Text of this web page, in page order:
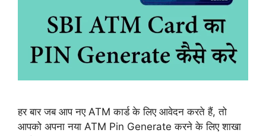
हर बार जब आप नए ATM कार्ड के लिए आवेदन करते हैं, तो
आपको अपना नया ATM Pin Generate करने के लिए शाखा